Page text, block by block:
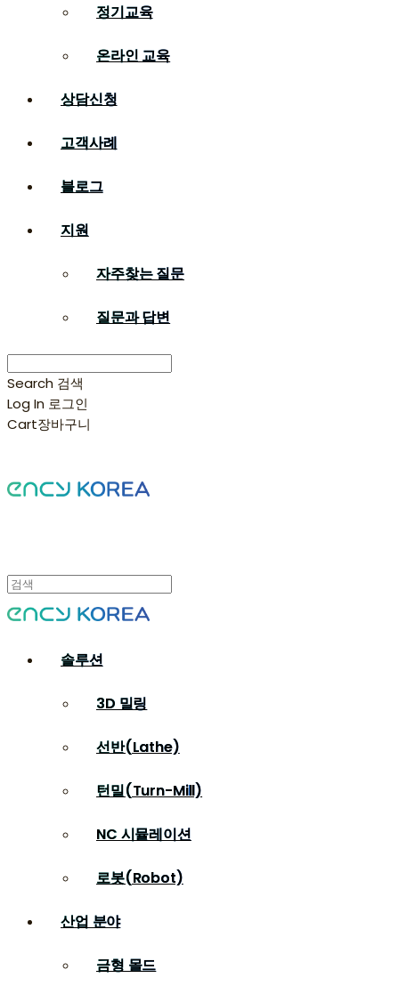
정기교육
온라인 교육
상담신청
고객사례
블로그
지원
자주찾는 질문
질문과 답변
Search 검색
Log In 로그인
Cart장바구니
솔루션
3D 밀링
선반(Lathe)
턴밀(Turn-Mill)
NC 시뮬레이션
로봇(Robot)
산업 분야
금형 몰드